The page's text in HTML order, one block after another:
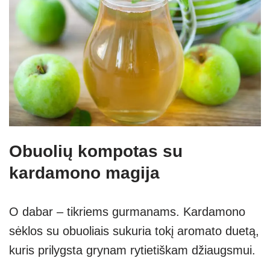
Obuolių kompotas su
kardamono magija
O dabar – tikriems gurmanams. Kardamono
sėklos su obuoliais sukuria tokį aromato duetą,
kuris prilygsta grynam rytietiškam džiaugsmui.